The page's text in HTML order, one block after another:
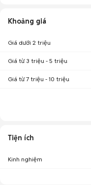
Khoảng giá
Giá dưới 2 triệu
Giá từ 3 triệu - 5 triệu
Giá từ 7 triệu - 10 triệu
Tiện ích
Kinh nghiệm